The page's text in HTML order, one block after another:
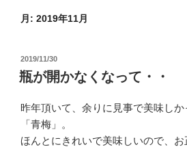
月: 2019年11月
投
稿
日:
2019/11/30
瓶が開かなくなって・・
昨年頂いて、余りに見事で美味し
「青梅」。
ほんとにきれいで美味しいので、お